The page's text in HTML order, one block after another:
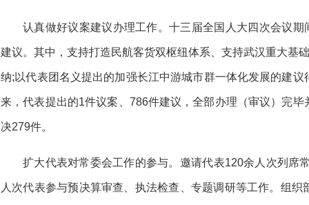
认真做好议案建议办理工作。十三届全国人大四次会议
建议。其中，支持打造民航客货双枢纽体系、支持武汉重大基
纳;以代表团名义提出的加强长江中游城市群一体化发展的建
来，代表提出的1件议案、786件建议，全部办理（审议）完
决279件。
扩大代表对常委会工作的参与。邀请代表120余人次列席
人次代表参与预决算审查、执法检查、专题调研等工作。组